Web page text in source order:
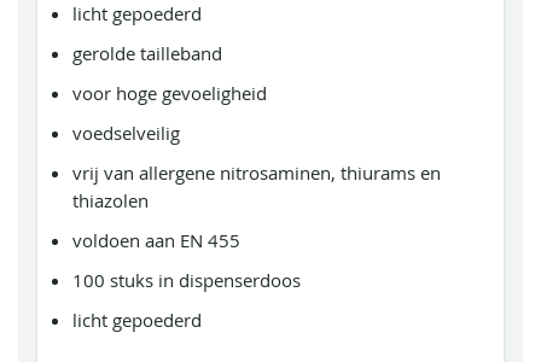
licht gepoederd
gerolde tailleband
voor hoge gevoeligheid
voedselveilig
vrij van allergene nitrosaminen, thiurams en
thiazolen
voldoen aan EN 455
100 stuks in dispenserdoos
licht gepoederd